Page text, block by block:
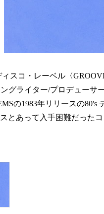
スコ・レーベル〈
グライター/プロデューサ
の1983年リリースの
とあって入手困難だった